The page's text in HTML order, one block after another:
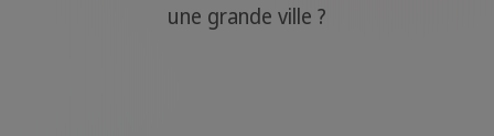
une grande ville ?